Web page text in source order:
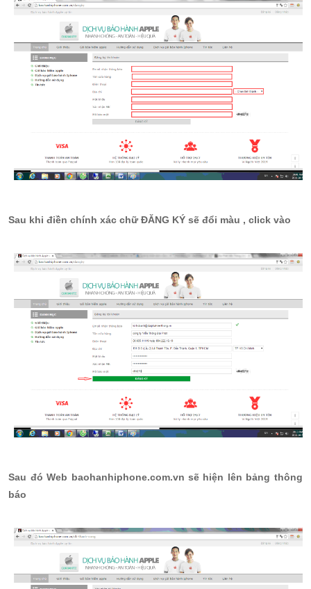
Sau khi điền chính xác chữ ĐĂNG KÝ sẽ đổi màu , click vào
Sau đó Web baohanhiphone.com.vn sẽ hiện lên bảng thông
báo